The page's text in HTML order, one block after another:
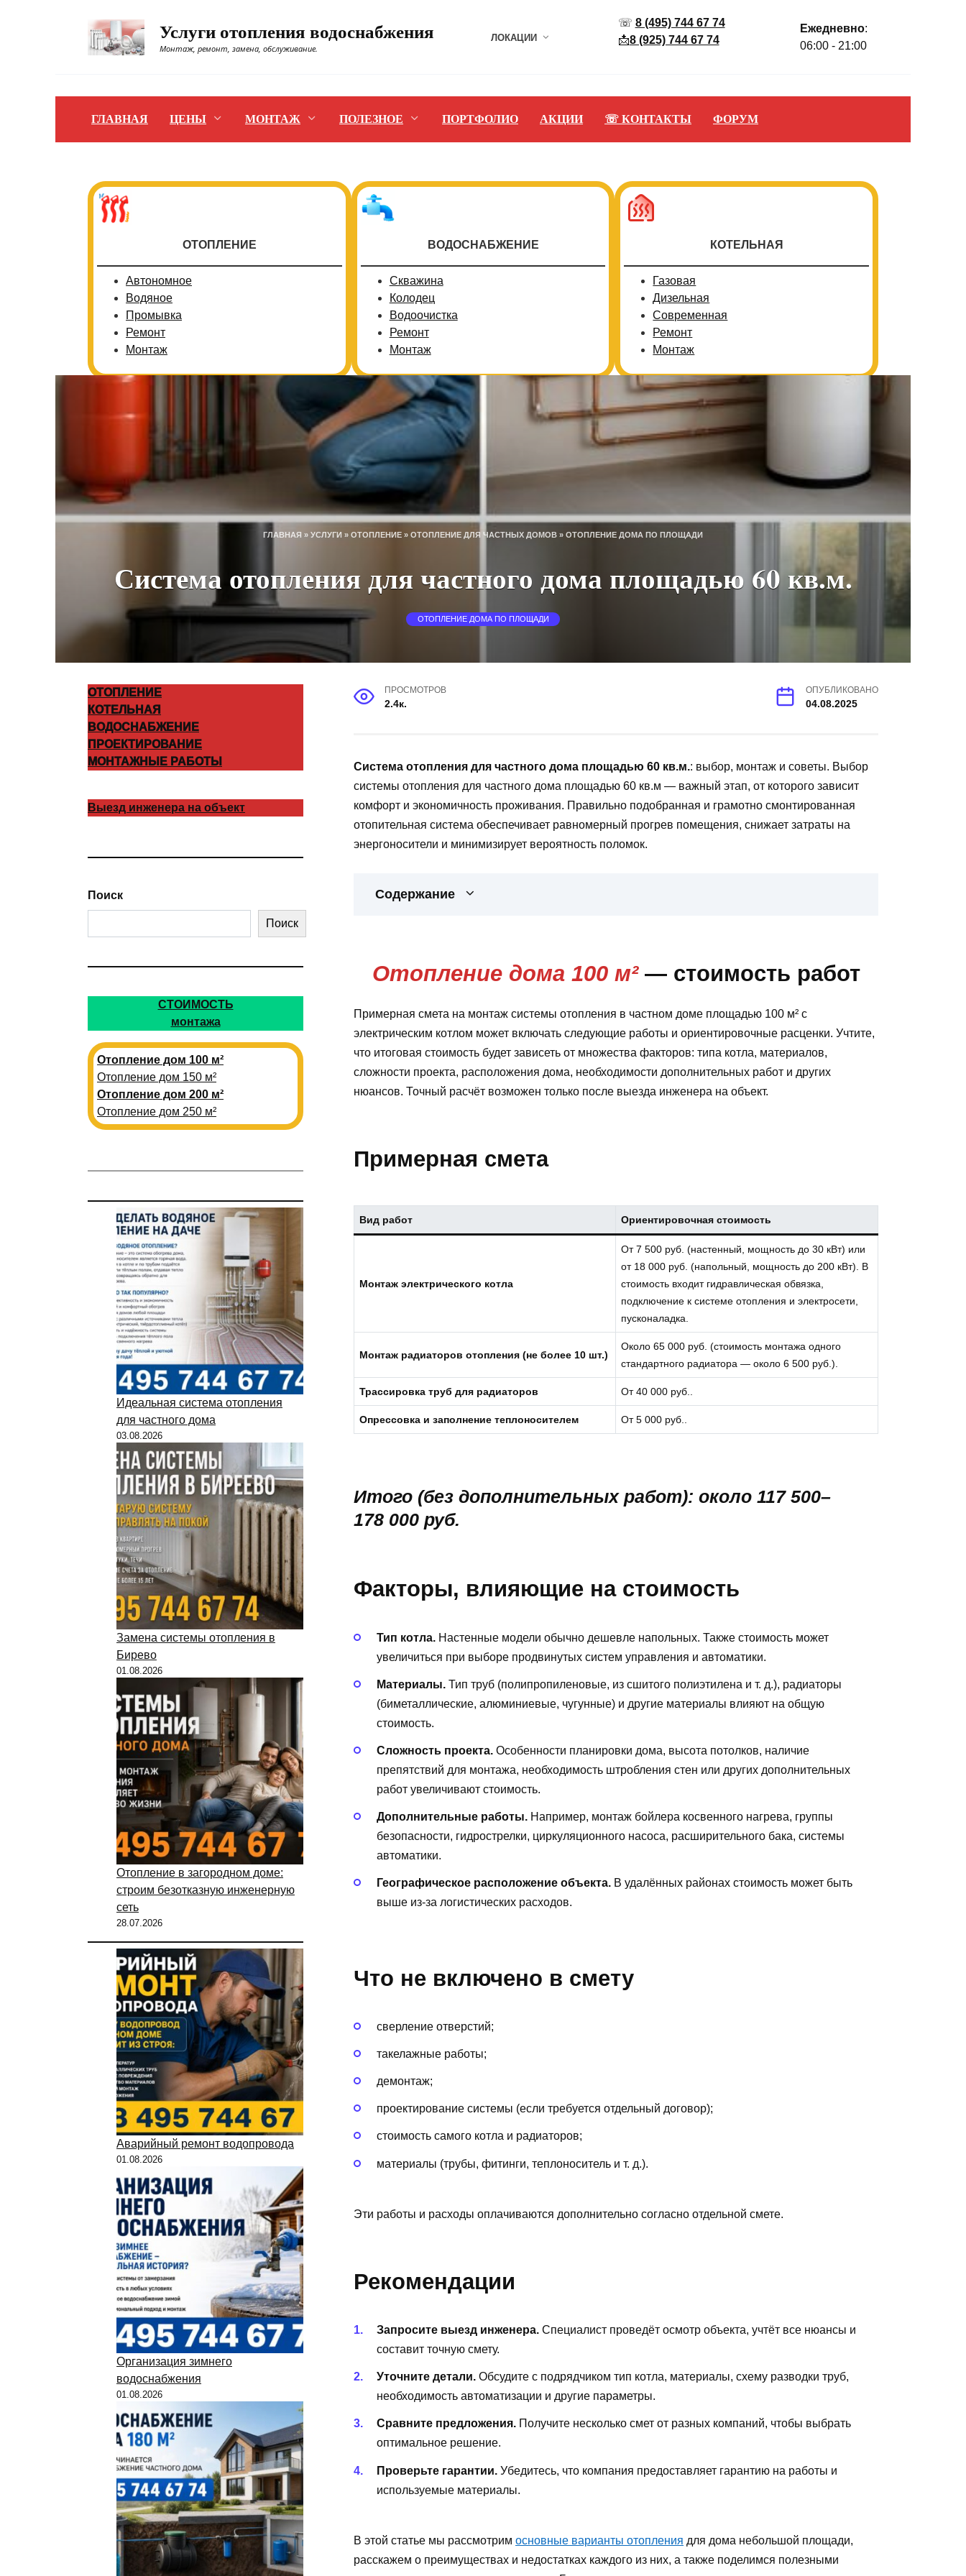
Услуги отопления водоснабжения
Монтаж, ремонт, замена, обслуживание.
ЛОКАЦИИ
☏ 8 (495) 744 67 74
📩8 (925) 744 67 74
Ежедневно:
06:00 - 21:00
ГЛАВНАЯ ЦЕНЫ МОНТАЖ ПОЛЕЗНОЕ ПОРТФОЛИО АКЦИИ ☏ КОНТАКТЫ ФОРУМ
ОТОПЛЕНИЕ
Автономное
Водяное
Промывка
Ремонт
Монтаж
ВОДОСНАБЖЕНИЕ
Скважина
Колодец
Водоочистка
Ремонт
Монтаж
КОТЕЛЬНАЯ
Газовая
Дизельная
Современная
Ремонт
Монтаж
ГЛАВНАЯ » УСЛУГИ » ОТОПЛЕНИЕ » ОТОПЛЕНИЕ ДЛЯ ЧАСТНЫХ ДОМОВ » ОТОПЛЕНИЕ ДОМА ПО ПЛОЩАДИ
Система отопления для частного дома площадью 60 кв.м.
ОТОПЛЕНИЕ ДОМА ПО ПЛОЩАДИ
ПРОСМОТРОВ
2.4к.
ОПУБЛИКОВАНО
04.08.2025
Система отопления для частного дома площадью 60 кв.м.: выбор, монтаж и советы. Выбор
системы отопления для частного дома площадью 60 кв.м — важный этап, от которого зависит
комфорт и экономичность проживания. Правильно подобранная и грамотно смонтированная
отопительная система обеспечивает равномерный прогрев помещения, снижает затраты на
энергоносители и минимизирует вероятность поломок.
Содержание
Отопление дома 100 м²— стоимость работ
Примерная смета на монтаж системы отопления в частном доме площадью 100 м² с
электрическим котлом может включать следующие работы и ориентировочные расценки. Учтите,
что итоговая стоимость будет зависеть от множества факторов: типа котла, материалов,
сложности проекта, расположения дома, необходимости дополнительных работ и других
нюансов. Точный расчёт возможен только после выезда инженера на объект.
Примерная смета
Вид работ Ориентировочная стоимость
Монтаж электрического котла
От 7 500 руб. (настенный, мощность до 30 кВт) или
от 18 000 руб. (напольный, мощность до 200 кВт). В
стоимость входит гидравлическая обвязка,
подключение к системе отопления и электросети,
пусконаладка.
Монтаж радиаторов отопления (не более 10 шт.)
Около 65 000 руб. (стоимость монтажа одного
стандартного радиатора — около 6 500 руб.).
Трассировка труб для радиаторов От 40 000 руб..
Опрессовка и заполнение теплоносителем От 5 000 руб..
Итого (без дополнительных работ): около 117 500–
178 000 руб.
Факторы, влияющие на стоимость
Тип котла. Настенные модели обычно дешевле напольных. Также стоимость может
увеличиться при выборе продвинутых систем управления и автоматики.
Материалы. Тип труб (полипропиленовые, из сшитого полиэтилена и т. д.), радиаторы
(биметаллические, алюминиевые, чугунные) и другие материалы влияют на общую
стоимость.
Сложность проекта. Особенности планировки дома, высота потолков, наличие
препятствий для монтажа, необходимость штробления стен или других дополнительных
работ увеличивают стоимость.
Дополнительные работы. Например, монтаж бойлера косвенного нагрева, группы
безопасности, гидрострелки, циркуляционного насоса, расширительного бака, системы
автоматики.
Географическое расположение объекта. В удалённых районах стоимость может быть
выше из-за логистических расходов.
Что не включено в смету
сверление отверстий;
такелажные работы;
демонтаж;
проектирование системы (если требуется отдельный договор);
стоимость самого котла и радиаторов;
материалы (трубы, фитинги, теплоноситель и т. д.).
Эти работы и расходы оплачиваются дополнительно согласно отдельной смете.
Рекомендации
Запросите выезд инженера. Специалист проведёт осмотр объекта, учтёт все нюансы и
составит точную смету.
Уточните детали. Обсудите с подрядчиком тип котла, материалы, схему разводки труб,
необходимость автоматизации и другие параметры.
Сравните предложения. Получите несколько смет от разных компаний, чтобы выбрать
оптимальное решение.
Проверьте гарантии. Убедитесь, что компания предоставляет гарантию на работы и
используемые материалы.
В этой статье мы рассмотрим основные варианты отопления для дома небольшой площади,
расскажем о преимуществах и недостатках каждого из них, а также поделимся полезными
ОТОПЛЕНИЕ
КОТЕЛЬНАЯ
ВОДОСНАБЖЕНИЕ
ПРОЕКТИРОВАНИЕ
МОНТАЖНЫЕ РАБОТЫ
Выезд инженера на объект
Поиск
Поиск
СТОИМОСТЬ
монтажа
Отопление дом 100 м²
Отопление дом 150 м²
Отопление дом 200 м²
Отопление дом 250 м²
Идеальная система отопления
для частного дома
03.08.2026
Замена системы отопления в
Бирево
01.08.2026
Отопление в загородном доме:
строим безотказную инженерную
сеть
28.07.2026
Аварийный ремонт водопровода
01.08.2026
Организация зимнего
водоснабжения
01.08.2026